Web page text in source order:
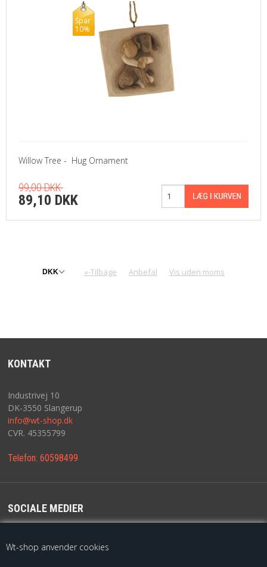
Wt-shop anvender cookies
Spar
10%
Willow Tree - Hug Ornament
99,00 DKK
89,10 DKK
«-Tilbage Anbefal Vis uden moms
KONTAKT
Industrivej 10
DK-3550 Slangerup
info@wt-shop.dk
CVR. 45355799
Telefon: 60598499
SOCIALE MEDIER